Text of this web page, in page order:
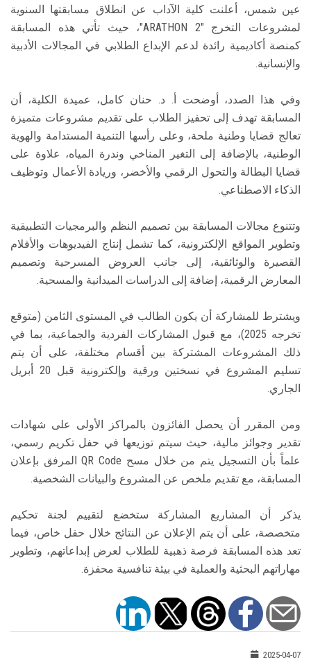
عين شمس، أعلنت كلية الآداب عن انطلاق مسابقتها السنوية
لمشروعات التخرج "ARATHON 2"، حيث تأتي هذه المسابقة
كمنصة أكاديمية رائدة لدعم الإبداع الطلابي في المجالات الأدبية
والإنسانية.
وفي هذا الصدد، أوضحت أ. د. حنان كامل، عميدة الكلية، أن
المسابقة تهدف إلى تحفيز الطلاب على تقديم مشروعات متميزة
تعالج قضايا وطنية ملحة، وعلى رأسها التنمية المستدامة والهوية
الوطنية، بالإضافة إلى التغير المناخي وندرة المياه، علاوة على
قضايا البطالة والتحول الرقمي والأخضر، وريادة الأعمال وتوظيف
الذكاء الاصطناعي.
وتتنوع مجالات المسابقة بين تصميم النظم والبرمجيات التطبيقية
وتطوير المواقع الإلكترونية، كما تشمل إنتاج الفيديوهات والأفلام
القصيرة والوثائقية، إلى جانب العروض المسرحية وتصميم
المعارض الرقمية، إضافة إلى الدراسات الميدانية والمسحية.
ويشترط للمشاركة أن يكون الطالب في المستوى الثامن (متوقع
تخرجه 2025)، مع قبول المشاركات الفردية والجماعية، بما في
ذلك المشروعات المشتركة بين أقسام مختلفة، على أن يتم
تسليم المشروع في نسختين ورقية وإلكترونية قبل 20 أبريل
الجاري.
ومن المقرر أن يحصل الفائزون بالمراكز الأولى على شهادات
تقدير وجوائز مالية، حيث سيتم توزيعها في حفل تكريم رسمي،
علماً بأن التسجيل يتم من خلال مسح QR Code المرفق بإعلان
المسابقة، مع تقديم ملخص عن المشروع والبيانات الشخصية.
يذكر أن المشاريع المشاركة ستخضع لتقييم لجنة تحكيم
متخصصة، على أن يتم الإعلان عن النتائج خلال حفل خاص، فيما
تعد هذه المسابقة فرصة ذهبية للطلاب لعرض إبداعاتهم، وتطوير
مهاراتهم البحثية والعملية في بيئة تنافسية محفزة.
2025-04-07